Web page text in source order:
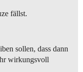
fällst.
sollen, dass dann
wirkungsvoll